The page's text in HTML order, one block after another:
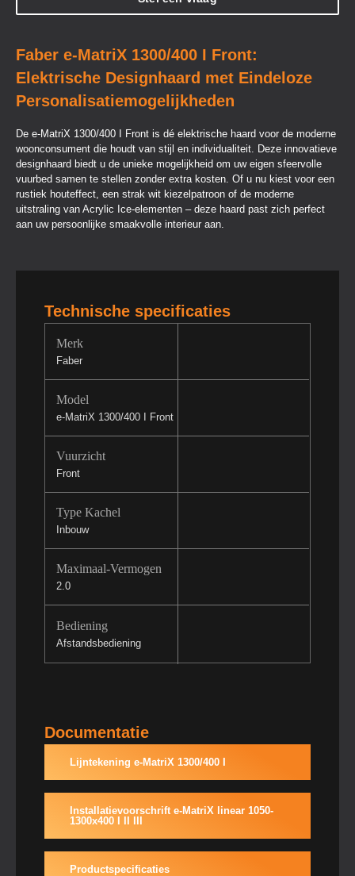
Faber e-MatriX 1300/400 I Front:
Elektrische Designhaard met Eindeloze
Personalisatiemogelijkheden
De e-MatriX 1300/400 I Front is dé elektrische haard voor de moderne
woonconsument die houdt van stijl en individualiteit. Deze innovatieve
designhaard biedt u de unieke mogelijkheid om uw eigen sfeervolle
vuurbed samen te stellen zonder extra kosten. Of u nu kiest voor een
rustiek houteffect, een strak wit kiezelpatroon of de moderne
uitstraling van Acrylic Ice-elementen – deze haard past zich perfect
aan uw persoonlijke smaakvolle interieur aan.
Technische specificaties
Merk
Faber
Model
e-MatriX 1300/400 I Front
Vuurzicht
Front
Type Kachel
Inbouw
Maximaal-Vermogen
2.0
Bediening
Afstandsbediening
Documentatie
Lijntekening e-MatriX 1300/400 I
Installatievoorschrift e-MatriX linear 1050-
1300x400 I II III
Productspecificaties